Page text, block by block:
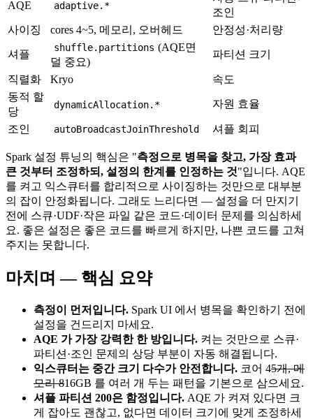
AQE adaptive.*
조인
사이징
cores 4~5, 메모리, 오버헤드 안정성·처리량
셔플
shuffle.partitions (AQE면
덜 중요)
파티션 크기
직렬화 Kryo
속도
동적 할
당
dynamicAllocation.* 자원 효율
조인 autoBroadcastJoinThreshold 셔플 회피
Spark 설정 튜닝의 핵심은 "측정으로 병목을 찾고, 가장 효과
큰 것부터 조정하되, 설정의 한계를 인정하는 것"입니다. AQE
를 켜고 익스큐터를 합리적으로 사이징하는 것만으로 대부분
의 잡이 안정화됩니다. 그래도 느리다면 — 설정을 더 만지기
전에 스큐·UDF·작은 파일 같은 코드·데이터 문제를 의심하세
요. 좋은 설정은 좋은 코드를 빠르게 하지만, 나쁜 코드를 고쳐
주지는 못합니다.
마치며 — 핵심 요약
측정이 먼저입니다. Spark UI 에서 병목을 확인하기 전에
설정을 건드리지 마세요.
AQE 가 가장 강력한 한 방입니다. 켜는 것만으로 스큐·
파티션·조인 문제의 상당 부분이 자동 해결됩니다.
익스큐터는 중간 크기 다수가 안전합니다. 코어 45개, 메
모리 816GB 를 여러 개 두는 패턴을 기본으로 삼으세요.
셔플 파티션 200은 함정입니다. AQE 가 켜져 있다면 크
게 잡아도 괜찮고, 없다면 데이터 크기에 맞게 조정하세